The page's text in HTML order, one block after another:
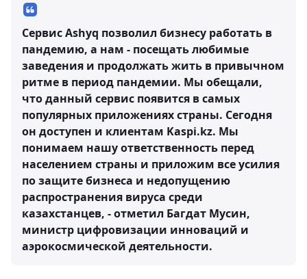
Сервис Ashyq позволил бизнесу работать в
пандемию, а нам - посещать любимые
заведения и продолжать жить в привычном
ритме в период пандемии. Мы обещали,
что данный сервис появится в самых
популярных приложениях страны. Сегодня
он доступен и клиентам Kaspi.kz. Мы
понимаем нашу ответственность перед
населением страны и приложим все усилия
по защите бизнеса и недопущению
распространения вируса среди
казахстанцев, - отметил Багдат Мусин,
министр цифровизации инноваций и
аэрокосмической деятельности.